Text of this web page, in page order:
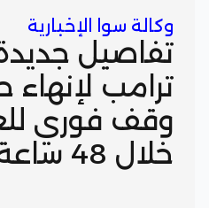
وكالة سوا الإخبارية
تفاصيل
ترامب
وقف فوري
خلال 48 ساعة